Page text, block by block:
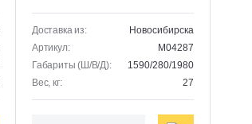
Доставка из:
Новосибирска
Артикул:
M04287
Габариты (Ш/В/Д):
1590/280/1980
Вес, кг:
27